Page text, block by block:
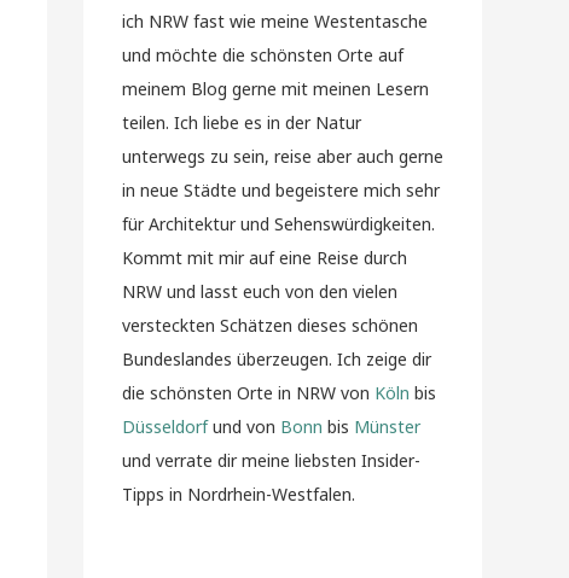
ich NRW fast wie meine Westentasche
und möchte die schönsten Orte auf
meinem Blog gerne mit meinen Lesern
teilen. Ich liebe es in der Natur
unterwegs zu sein, reise aber auch gerne
in neue Städte und begeistere mich sehr
für Architektur und Sehenswürdigkeiten.
Kommt mit mir auf eine Reise durch
NRW und lasst euch von den vielen
versteckten Schätzen dieses schönen
Bundeslandes überzeugen. Ich zeige dir
die schönsten Orte in NRW von Köln bis
Düsseldorfund von Bonn bis Münster
und verrate dir meine liebsten Insider-
Tipps in Nordrhein-Westfalen.